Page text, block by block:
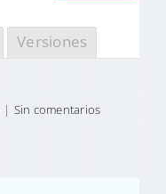
Versiones
| Sin comentarios